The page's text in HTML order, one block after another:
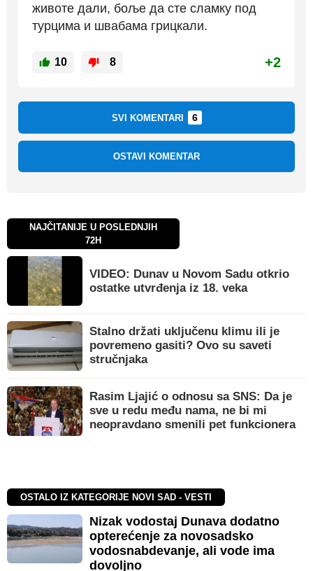
животе дали, боље да сте сламку под
турцима и швабама грицкали.
10 8 +2
SVI KOMENTARI 6
OSTAVI KOMENTAR
NAJČITANIJE U POSLEDNJIH
72H
VIDEO: Dunav u Novom Sadu otkrio
ostatke utvrđenja iz 18. veka
Stalno držati uključenu klimu ili je
povremeno gasiti? Ovo su saveti
stručnjaka
Rasim Ljajić o odnosu sa SNS: Da je
sve u redu među nama, ne bi mi
neopravdano smenili pet funkcionera
OSTALO IZ KATEGORIJE NOVI SAD - VESTI
Nizak vodostaj Dunava dodatno
opterećenje za novosadsko
vodosnabdevanje, ali vode ima
dovoljno